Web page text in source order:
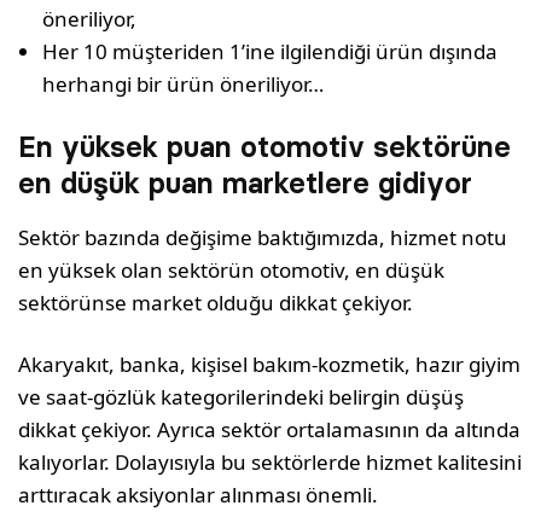
öneriliyor,
Her 10 müşteriden 1’ine ilgilendiği ürün dışında
herhangi bir ürün öneriliyor…
En yüksek puan otomotiv sektörüne
en düşük puan marketlere gidiyor
Sektör bazında değişime baktığımızda, hizmet notu
en yüksek olan sektörün otomotiv, en düşük
sektörünse market olduğu dikkat çekiyor.
Akaryakıt, banka, kişisel bakım-kozmetik, hazır giyim
ve saat-gözlük kategorilerindeki belirgin düşüş
dikkat çekiyor. Ayrıca sektör ortalamasının da altında
kalıyorlar. Dolayısıyla bu sektörlerde hizmet kalitesini
arttıracak aksiyonlar alınması önemli.